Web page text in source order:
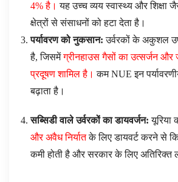
4% है। यह उच्च व्यय स्वास्थ्य और शिक्षा
क्षेत्रों से संसाधनों को हटा देता है।
पर्यावरण को नुकसान:उर्वरकों के अकुशल
है, जिसमेंग्रीनहाउस गैसों का उत्सर्जन और
प्रदूषण शामिल है। कम NUE इन
बढ़ाता है।
सब्सिडी वाले उर्वरकों का डायवर्जन:यूरिया
और अवैध निर्यातके लिए डायवर्ट करने से
कमी होती है और सरकार के लिए अतिरिक्त